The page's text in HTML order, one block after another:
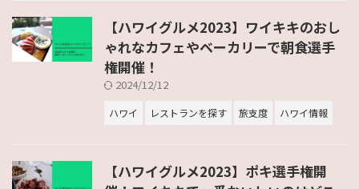
【ハワイグルメ2023】ワイキキのおし
ゃれなカフェやベーカリーで朝食選手
権開催！
2024/12/12
ハワイ レストランを探す 旅支度 ハワイ情報
【ハワイグルメ2023】ポキ選手権開